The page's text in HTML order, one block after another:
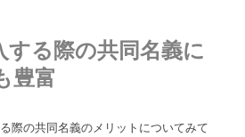
する際の共同名義に
豊富
際の共同名義のメリットについてみて